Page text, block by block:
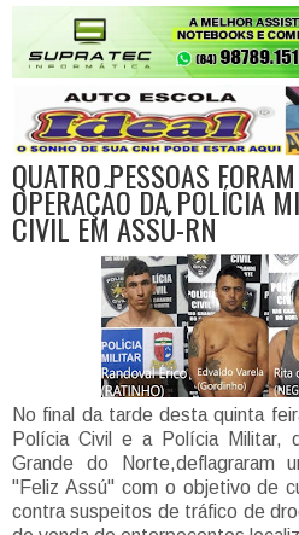
QUATRO PESSOAS
OPERAÇÃO DA POLÍCIA
CIVIL EM ASSÚ-RN
No final da tarde desta quinta
Polícia Civil e a Polícia Militar,
Grande do Norte,deflagraram
"Feliz Assú" com o objetivo de
contra suspeitos de tráfico de